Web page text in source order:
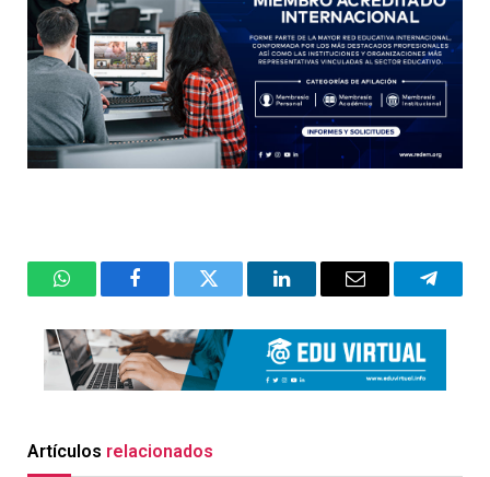
WhatsAppFacebookTwitter LinkedInEmail
Artículos relacionados